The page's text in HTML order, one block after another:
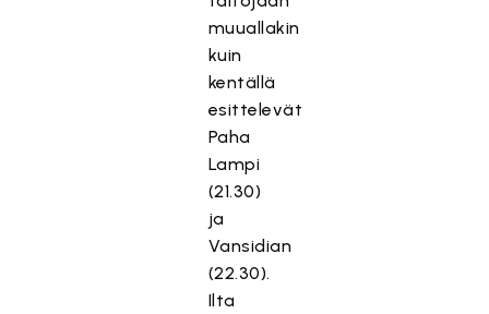
muuallakin
kuin
kentällä
esittelevät
Paha
Lampi
(21.30)
ja
Vansidian
(22.30).
Ilta